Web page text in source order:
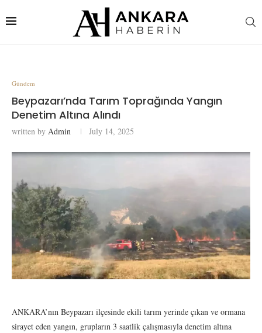
Gündem
Beypazarı’nda Tarım Toprağında Yangın
Denetim Altına Alındı
written by Admin July 14, 2025
ANKARA’nın Beypazarı ilçesinde ekili tarım yerinde çıkan ve ormana
sirayet eden yangın, grupların 3 saatlik çalışmasıyla denetim altına